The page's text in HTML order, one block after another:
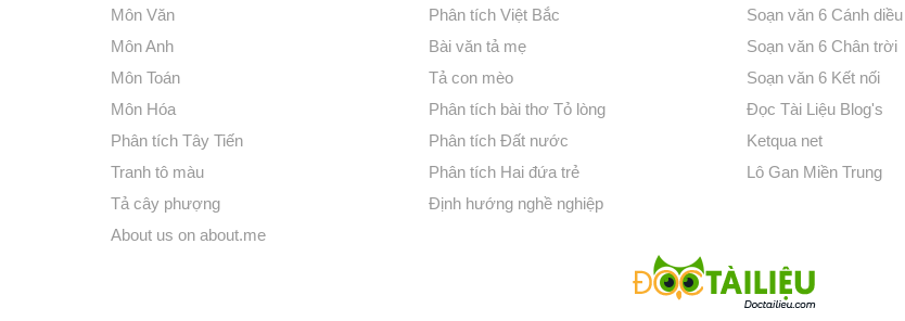
Môn Văn
Môn Anh
Môn Toán
Môn Hóa
Phân tích Tây Tiến
Tranh tô màu
Tả cây phượng
About us on about.me
Phân tích Việt Bắc
Bài văn tả mẹ
Tả con mèo
Phân tích bài thơ Tỏ lòng
Phân tích Đất nước
Phân tích Hai đứa trẻ
Định hướng nghề nghiệp
Soạn văn 6 Cánh diều
Soạn văn 6 Chân trời
Soạn văn 6 Kết nối
Đọc Tài Liệu Blog's
Ketqua net
Lô Gan Miền Trung